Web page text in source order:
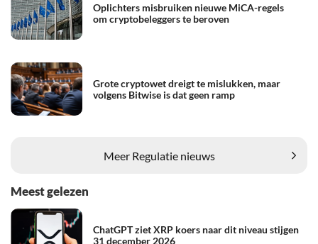
Oplichters misbruiken nieuwe MiCA-regels
om cryptobeleggers te beroven
Grote cryptowet dreigt te mislukken, maar
volgens Bitwise is dat geen ramp
Meer Regulatie nieuws
Meest gelezen
ChatGPT ziet XRP koers naar dit niveau stijgen
31 december 2026